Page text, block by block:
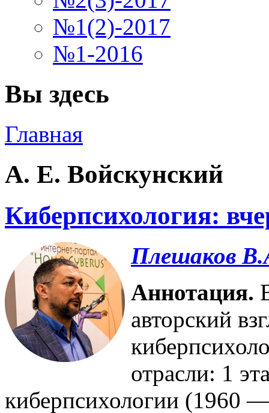
№1(2)-2017
№1-2016
Вы здесь
Главная
А. Е. Войскунский
Киберпсихология:
Плешаков
Аннотация.
авторский
отрасли: 1
киберпсихологии (1960